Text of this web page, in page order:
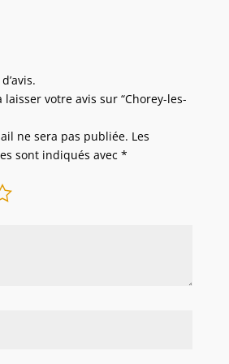
laisser votre avis sur “Chorey-les-
ne sera pas publiée. Les
sont indiqués avec *